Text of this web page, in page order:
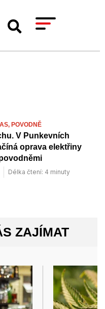
POVODNĚ
V Punkevních
oprava elektřiny
Délka čtení: 4 minuty
ZAJÍMAT